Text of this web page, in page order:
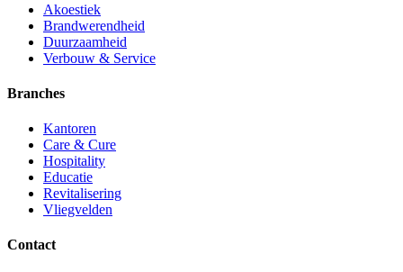
Akoestiek
Brandwerendheid
Duurzaamheid
Verbouw & Service
Branches
Kantoren
Care & Cure
Hospitality
Educatie
Revitalisering
Vliegvelden
Contact